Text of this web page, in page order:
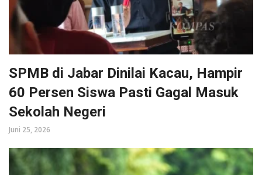
SPMB di Jabar Dinilai Kacau, Hampir
60 Persen Siswa Pasti Gagal Masuk
Sekolah Negeri
Juni 25, 2026